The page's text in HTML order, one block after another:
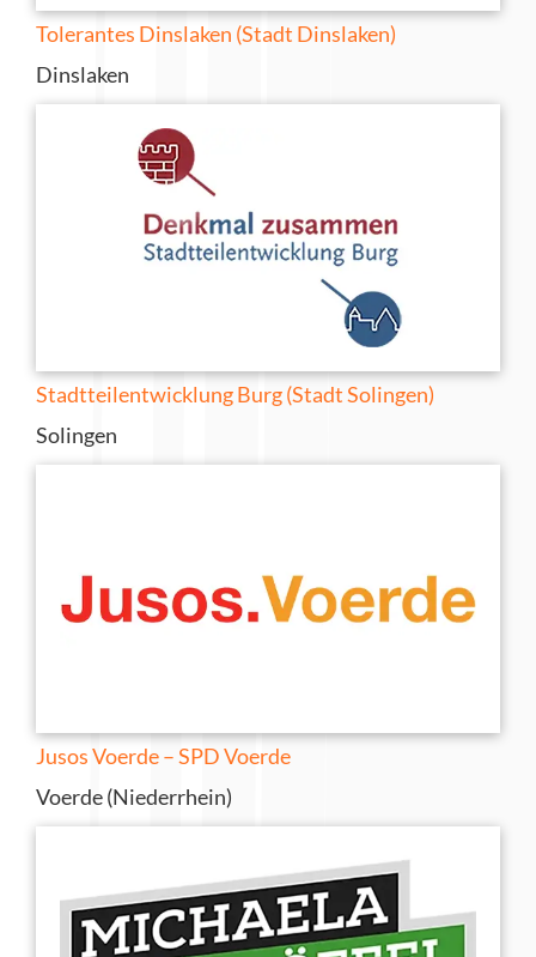
Tolerantes Dinslaken (Stadt Dinslaken)
Dinslaken
Stadtteilentwicklung Burg (Stadt Solingen)
Solingen
Jusos Voerde – SPD Voerde
Voerde (Niederrhein)